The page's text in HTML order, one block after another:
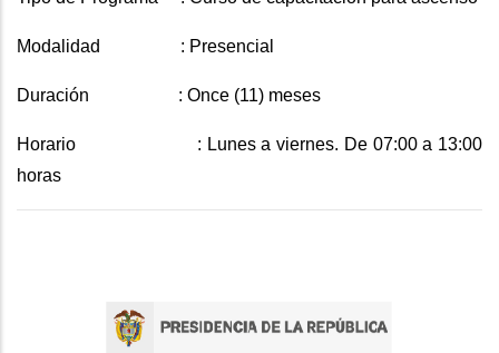
Modalidad : Presencial
Duración : Once (11) meses
Horario : Lunes a viernes. De 07:00 a 13:00
horas